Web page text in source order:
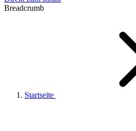
Breadcrumb
Startseite